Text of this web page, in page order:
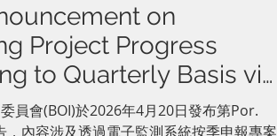
on
Project Progress
to Quarterly Basis via
System泰國投資促
員會(BOI)於2026年4月20日發布第Por.
，內容涉及透過電子監測系統按季申報專案